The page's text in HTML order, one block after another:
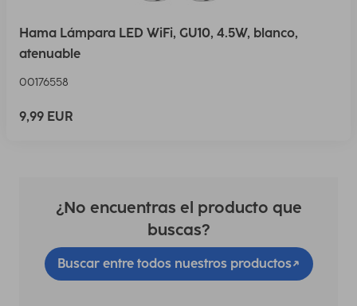
Hama Lámpara LED WiFi, GU10, 4.5W, blanco,
atenuable
00176558
9,99 EUR
¿No encuentras el producto que
buscas?
Buscar entre todos nuestros productos